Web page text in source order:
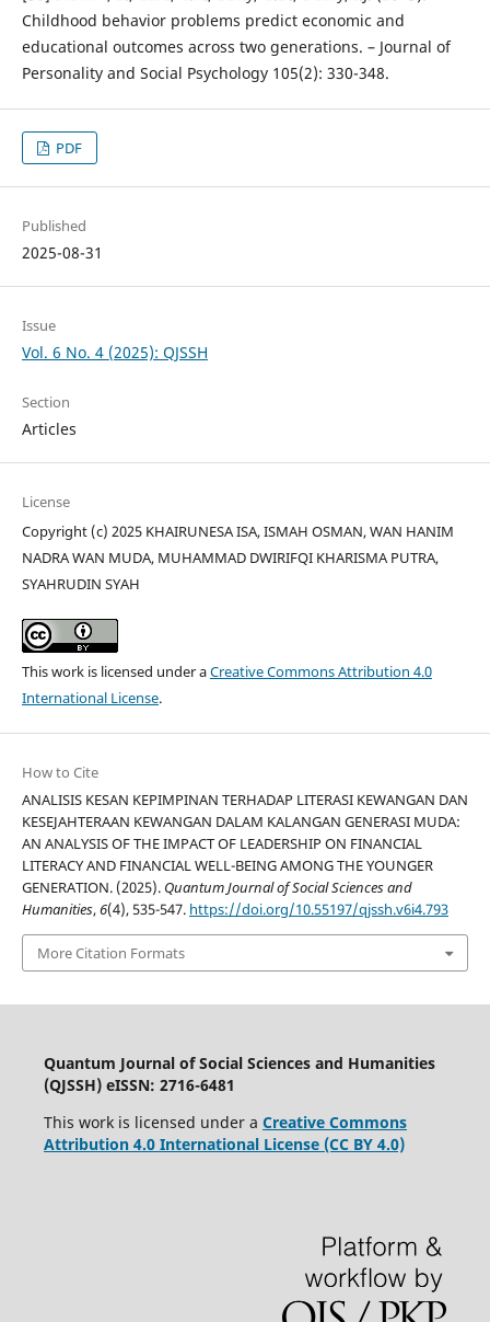
Childhood behavior problems predict economic and
educational outcomes across two generations. – Journal of
Personality and Social Psychology 105(2): 330-348.
PDF
Published
2025-08-31
Issue
Vol. 6 No. 4 (2025): QJSSH
Section
Articles
License
Copyright (c) 2025 KHAIRUNESA ISA, ISMAH OSMAN, WAN HANIM
NADRA WAN MUDA, MUHAMMAD DWIRIFQI KHARISMA PUTRA,
SYAHRUDIN SYAH
This work is licensed under aCreative Commons Attribution 4.0
International License.
How to Cite
ANALISIS KESAN KEPIMPINAN TERHADAP LITERASI KEWANGAN DAN
KESEJAHTERAAN KEWANGAN DALAM KALANGAN GENERASI MUDA:
AN ANALYSIS OF THE IMPACT OF LEADERSHIP ON FINANCIAL
LITERACY AND FINANCIAL WELL-BEING AMONG THE YOUNGER
GENERATION. (2025). Quantum Journal of Social Sciences and
Humanities,6(4), 535-547. https://doi.org/10.55197/qjssh.v6i4.793
More Citation Formats
Quantum Journal of Social Sciences and Humanities
(QJSSH) eISSN: 2716-6481
This work is licensed under a Creative Commons
Attribution 4.0 International License (CC BY 4.0)